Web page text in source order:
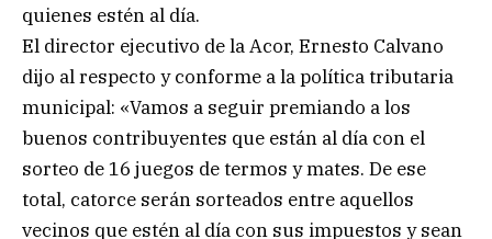
quienes estén al día.
El director ejecutivo de la Acor, Ernesto Calvano
dijo al respecto y conforme a la política tributaria
municipal: «Vamos a seguir premiando a los
buenos contribuyentes que están al día con el
sorteo de 16 juegos de termos y mates. De ese
total, catorce serán sorteados entre aquellos
vecinos que estén al día con sus impuestos y sean